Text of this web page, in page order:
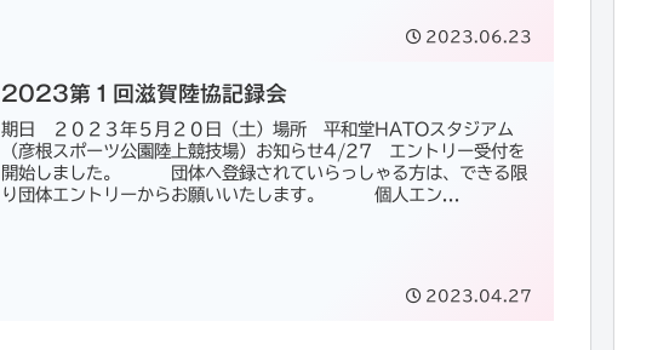
2023.06.23
2023第１回滋賀陸協記録会
期日 ２０２３年５月２０日（土）場所 平和堂HATOスタジアム
（彦根スポーツ公園陸上競技場）お知らせ4/27 エントリー受付を
開始しました。 団体へ登録されていらっしゃる方は、できる限
り団体エントリーからお願いいたします。 個人エン...
2023.04.27